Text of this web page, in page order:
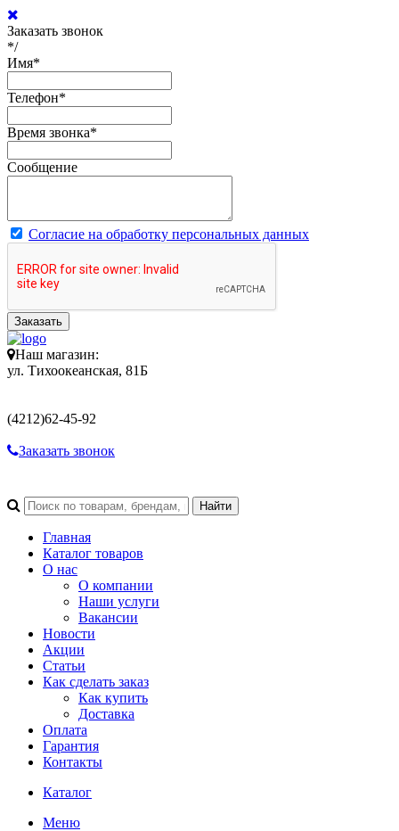
Заказать звонок
*/
Имя*
Телефон*
Время звонка*
Сообщение
Согласие на обработку персональных данных
Заказать
Наш магазин:
ул. Тихоокеанская, 81Б
(4212)62-45-92
Заказать звонок
Главная
Каталог товаров
О нас
О компании
Наши услуги
Вакансии
Новости
Акции
Статьи
Как сделать заказ
Как купить
Доставка
Оплата
Гарантия
Контакты
Каталог
Меню